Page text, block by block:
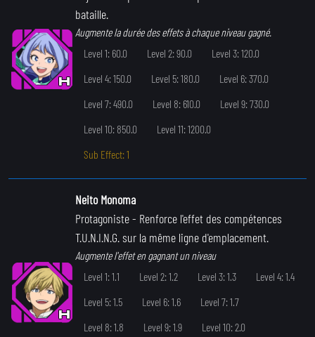
bataille.
Augmente la durée des effets à chaque niveau gagné.
Level 1: 60.0
Level 2: 90.0
Level 3: 120.0
Level 4: 150.0
Level 5: 180.0
Level 6: 370.0
Level 7: 490.0
Level 8: 610.0
Level 9: 730.0
Level 10: 850.0
Level 11: 1200.0
Sub Effect: 1
Neito Monoma
Protagoniste- Renforce l'effet des compétences
T.U.N.I.N.G. sur la même ligne d'emplacement.
Augmente l'effet en gagnant un niveau
Level 1: 1.1
Level 2: 1.2 Level 3: 1.3
Level 4: 1.4
Level 5: 1.5
Level 6: 1.6
Level 7: 1.7
Level 8: 1.8
Level 9: 1.9
Level 10: 2.0